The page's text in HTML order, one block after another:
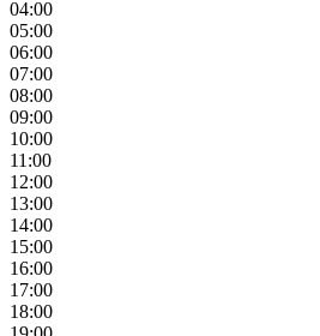
04:00
05:00
06:00
07:00
08:00
09:00
10:00
11:00
12:00
13:00
14:00
15:00
16:00
17:00
18:00